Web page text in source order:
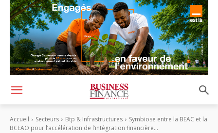
Accueil Secteurs Btp & Infrastructures
Symbiose entre la BEAC et la
BCEAO pour l’accélération de l’intégration financière...